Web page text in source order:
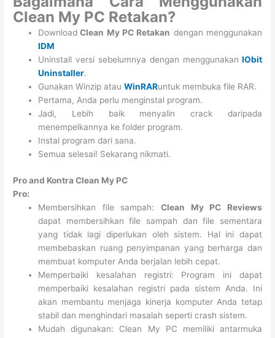
Clean My PC Retakan?
Download Clean My PC Retakan dengan menggunakan
IDM
Uninstall versi sebelumnya dengan menggunakan IObit
Uninstaller.
Gunakan Winzip atauWinRARuntuk membuka file RAR.
Pertama, Anda perlu menginstal program.
Jadi, Lebih baik menyalin crack daripada
menempelkannya ke folder program.
Instal program dari sana.
Semua selesai! Sekarang nikmati.
Pro and Kontra Clean My PC
Pro:
Membersihkan file sampah:Clean My PC Reviews
dapat membersihkan file sampah dan file sementara
yang tidak lagi diperlukan oleh sistem. Hal ini dapat
membebaskan ruang penyimpanan yang berharga dan
membuat komputer Anda berjalan lebih cepat.
Memperbaiki kesalahan registri: Program ini dapat
memperbaiki kesalahan registri pada sistem Anda. Ini
akan membantu menjaga kinerja komputer Anda tetap
stabil dan menghindari masalah seperti crash sistem.
Mudah digunakan: Clean My PC memiliki antarmuka